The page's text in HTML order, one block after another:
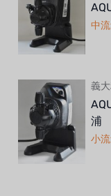
中
義
浦
小